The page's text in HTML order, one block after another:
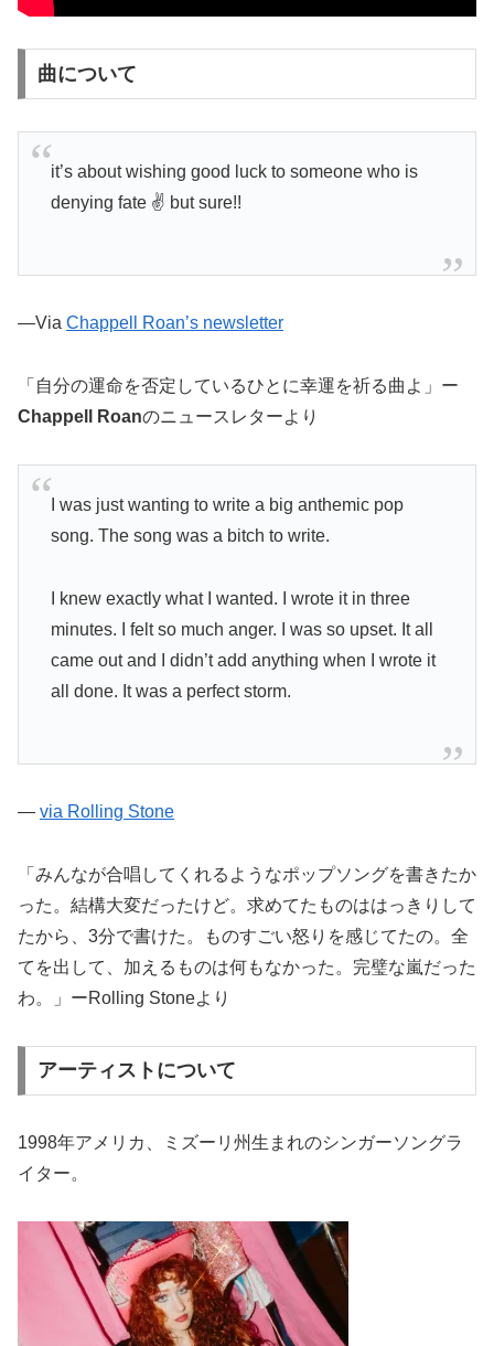
曲について
it’s about wishing good luck to someone who is
denying fate ✌️ but sure!!
—Via Chappell Roan’s newsletter
「自分の運命を否定しているひとに幸運を祈る曲よ」ー
Chappell Roanのニュースレターより
I was just wanting to write a big anthemic pop
song. The song was a bitch to write.
I knew exactly what I wanted. I wrote it in three
minutes. I felt so much anger. I was so upset. It all
came out and I didn’t add anything when I wrote it
all done. It was a perfect storm.
— via Rolling Stone
「みんなが合唱してくれるようなポップソングを書きたか
った。結構大変だったけど。求めてたものははっきりして
たから、3分で書けた。ものすごい怒りを感じてたの。全
てを出して、加えるものは何もなかった。完璧な嵐だった
わ。」ーRolling Stoneより
アーティストについて
1998年アメリカ、ミズーリ州生まれのシンガーソングラ
イター。